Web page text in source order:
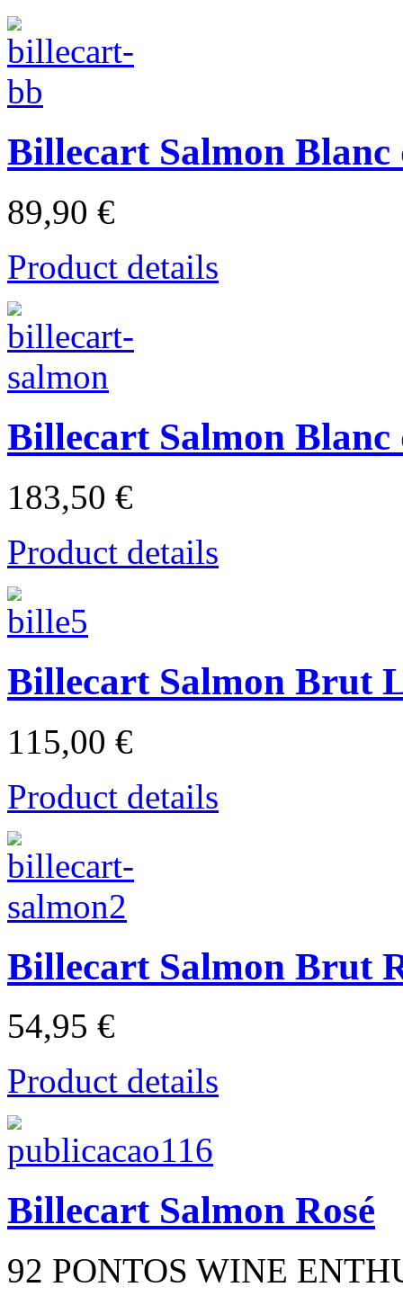
Billecart Salmon Blanc
89,90 €
Product details
Billecart Salmon Blanc
183,50 €
Product details
Billecart Salmon Brut
115,00 €
Product details
Billecart Salmon Brut
54,95 €
Product details
Billecart Salmon Rosé
92 PONTOS WINE